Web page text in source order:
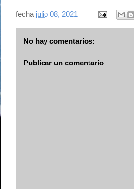
fecha julio 08, 2021
No hay comentarios:
Publicar un comentario